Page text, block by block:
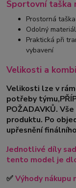
Sportovní taška
Prostorná
Odolný materiál
Praktická při
vybavení
Velikosti a
Velikosti lze v
potřeby
POŽADAVKŮ.
produktu. Po
upřesnění
Jednotlivé díly
tento model je
✅Výhody nákupu